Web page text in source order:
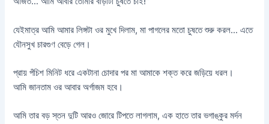
যেইমাত্র আমি আমার লিঙ্গটা ওর মুখে দিলাম, মা পাগলের মতো চুষতে শুরু করল… এতে
যৌনসুখ চারগুণ বেড়ে গেল।
প্রায় পঁচিশ মিনিট ধরে একটানা চোদার পর মা আমাকে শক্ত করে জড়িয়ে ধরল।
আমি জানতাম ওর আবার অর্গাজম হবে।
আমি তার বড় স্তন দুটি আরও জোরে টিপতে লাগলাম, এক হাতে তার ভগাঙ্কুর মর্দন